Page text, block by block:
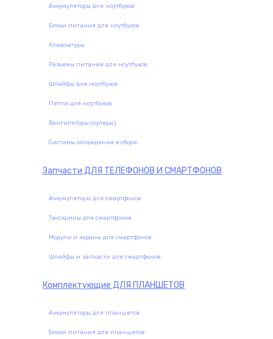
Аккумуляторы для ноутбуков
Блоки питания для ноутбуков
Клавиатуры
Разъемы питания для ноутбуков
Шлейфы для ноутбуков
Петли для ноутбуков
Вентиляторы (кулеры)
Системы охлаждения в сборе
Запчасти ДЛЯ ТЕЛЕФОНОВ И СМАРТФОНОВ
Аккумуляторы для смартфонов
Тачскрины для смартфонов
Модули и экраны для смартфонов
Шлейфы и запчасти для смартфонов
Комплектующие ДЛЯ ПЛАНШЕТОВ
Аккумуляторы для планшетов
Блоки питания для планшетов